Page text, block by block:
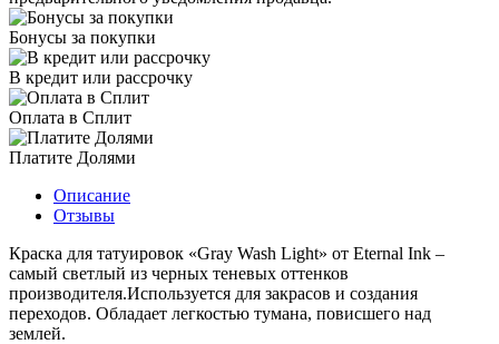
Бонусы за покупки
В кредит или рассрочку
Оплата в Сплит
Платите Долями
Описание
Отзывы
Краска для татуировок «Gray Wash Light» от Eternal Ink –
самый светлый из черных теневых оттенков
производителя.Используется для закрасов и создания
переходов. Обладает легкостью тумана, повисшего над
землей.